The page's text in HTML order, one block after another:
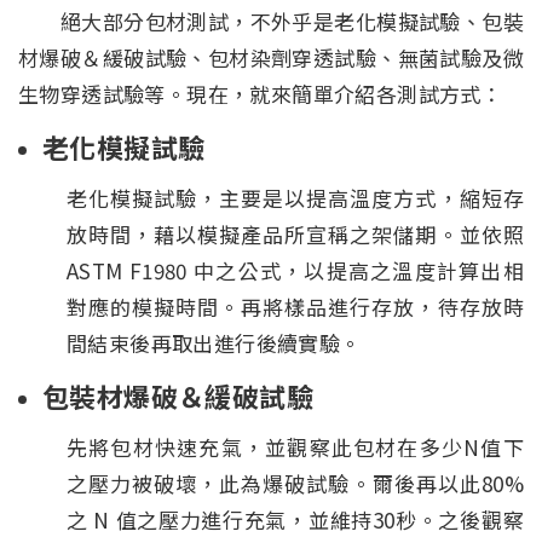
絕大部分包材測試，不外乎是老化模擬試驗、包裝
材爆破＆緩破試驗、包材染劑穿透試驗、無菌試驗及微
生物穿透試驗等。現在，就來簡單介紹各測試方式：
老化模擬試驗
老化模擬試驗，主要是以提高溫度方式，縮短存
放時間，藉以模擬產品所宣稱之架儲期。並依照
ASTM F1980 中之公式，以提高之溫度計算出相
對應的模擬時間。再將樣品進行存放，待存放時
間結束後再取出進行後續實驗。
包裝材爆破＆緩破試驗
先將包材快速充氣，並觀察此包材在多少N值下
之壓力被破壞，此為爆破試驗。爾後再以此80%
之 N 值之壓力進行充氣，並維持30秒。之後觀察